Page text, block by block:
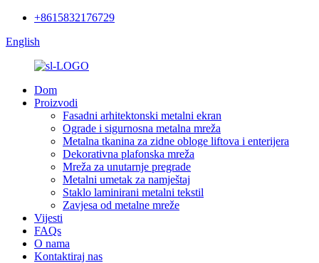
+8615832176729
English
Dom
Proizvodi
Fasadni arhitektonski metalni ekran
Ograde i sigurnosna metalna mreža
Metalna tkanina za zidne obloge liftova i enterijera
Dekorativna plafonska mreža
Mreža za unutarnje pregrade
Metalni umetak za namještaj
Staklo laminirani metalni tekstil
Zavjesa od metalne mreže
Vijesti
FAQs
O nama
Kontaktiraj nas